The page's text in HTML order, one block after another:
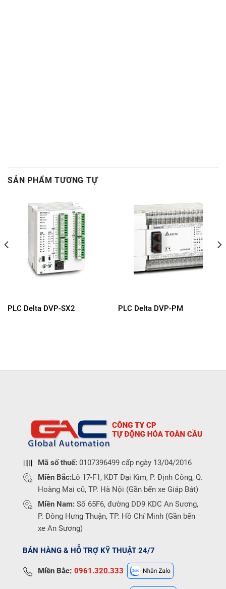
SẢN PHẨM TƯƠNG TỰ
PLC Delta DVP-SX2 PLC Delta DVP-PM
Mã số thuế: 0107396499 cấp ngày 13/04/2016
Miền Bắc:Lô 17-F1, KĐT Đại Kim, P. Định Công, Q.
Hoàng Mai cũ, TP. Hà Nội (Gần bến xe Giáp Bát)
Miền Nam: Số 65F6, đường DD9 KDC An Sương,
P. Đông Hưng Thuận, TP. Hồ Chí Minh (Gần bến
xe An Sương)
BÁN HÀNG & HỖ TRỢ KỸ THUẬT 24/7
Miền Bắc: 0961.320.333